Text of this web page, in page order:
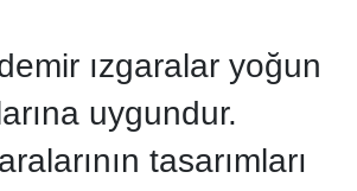
ızgaralar yoğun
uygundur.
tasarımları